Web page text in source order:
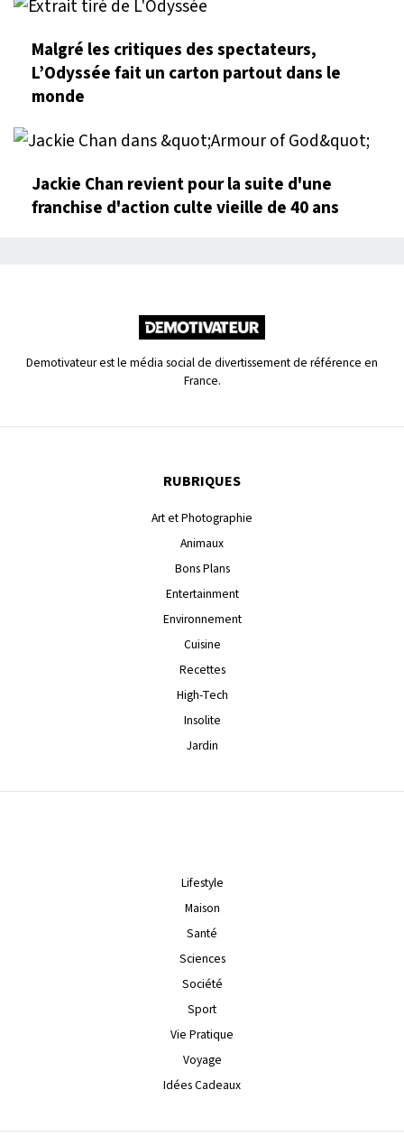
Malgré les critiques des spectateurs,
L’Odyssée fait un carton partout dans le
monde
Jackie Chan revient pour la suite d'une
franchise d'action culte vieille de 40 ans
Demotivateur est le média social de divertissement de référence en
France.
RUBRIQUES
Art et Photographie
Animaux
Bons Plans
Entertainment
Environnement
Cuisine
Recettes
High-Tech
Insolite
Jardin
Lifestyle
Maison
Santé
Sciences
Société
Sport
Vie Pratique
Voyage
Idées Cadeaux